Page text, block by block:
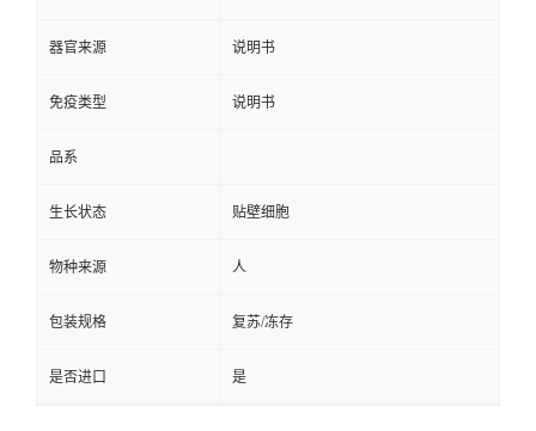
器官来源 说明书
免疫类型 说明书
品系
生长状态 贴壁细胞
物种来源 人
包装规格 复苏/冻存
是否进口 是